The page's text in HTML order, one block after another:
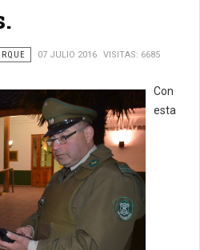
07 JULIO 2016 VISITAS: 6685
Con
esta